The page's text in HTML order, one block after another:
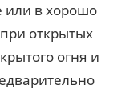
или в хорошо
открытых
огня и